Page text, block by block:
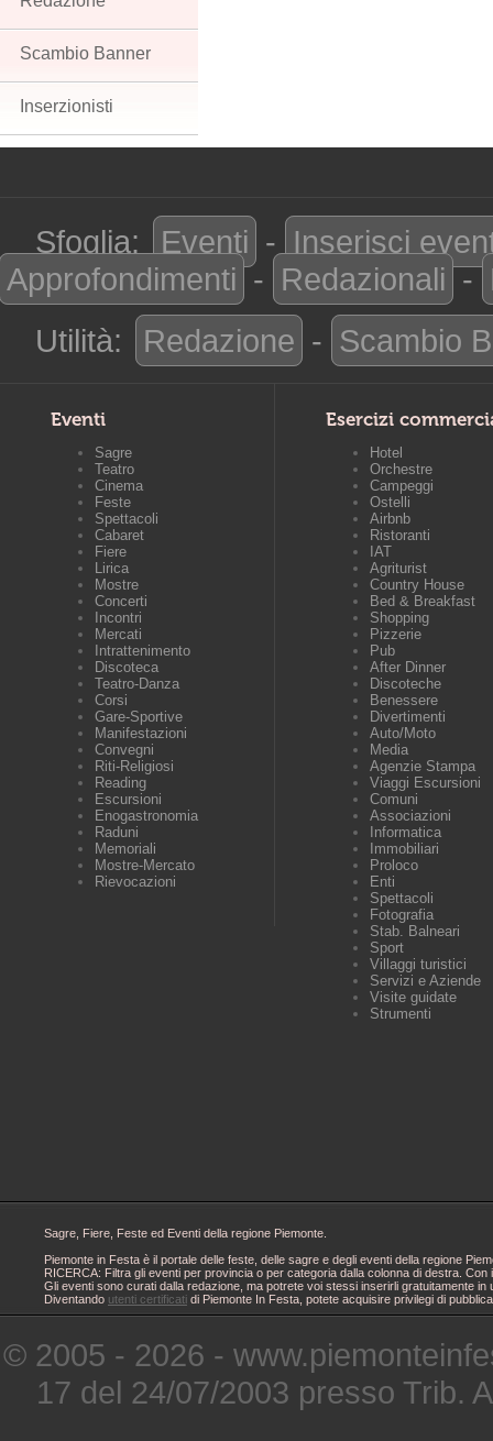
Scambio Banner
Inserzionisti
Sfoglia: Eventi - Inserisci
Approfondimenti - Redazionali -
Utilità:
Redazione - Scambio
Eventi
Sagre
Teatro
Cinema
Feste
Spettacoli
Cabaret
Fiere
Lirica
Mostre
Concerti
Incontri
Mercati
Intrattenimento
Discoteca
Teatro-Danza
Corsi
Gare-Sportive
Manifestazioni
Convegni
Riti-Religiosi
Reading
Escursioni
Enogastronomia
Raduni
Memoriali
Mostre-Mercato
Rievocazioni
Esercizi
Hotel
Orchestre
Campeggi
Ostelli
Airbnb
Ristoranti
IAT
Agriturist
Country House
Bed & Breakfast
Shopping
Pizzerie
Pub
After Dinner
Discoteche
Benessere
Divertimenti
Auto/Moto
Media
Agenzie Stampa
Viaggi Escursioni
Comuni
Associazioni
Informatica
Immobiliari
Proloco
Enti
Spettacoli
Fotografia
Stab. Balneari
Sport
Villaggi turistici
Servizi e Aziende
Visite guidate
Strumenti
Sagre, Fiere, Feste ed Eventi della regione Piemonte.
Piemonte in Festa è il portale delle feste, delle sagre e degli eventi della regione
RICERCA: Filtra gli eventi per provincia o per categoria dalla colonna di destra.
Gli eventi sono curati dalla redazione, ma potrete voi stessi inserirli gratuitamente
Diventando utenti certificati di Piemonte In Festa, potete acquisire privilegi di
© 2005 - 2026 -
17 del 24/07/2003 presso Trib.